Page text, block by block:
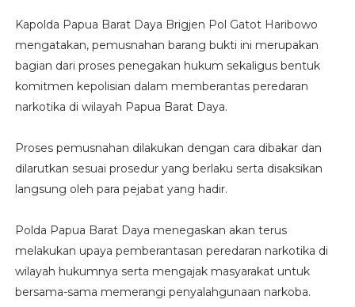
Kapolda Papua Barat Daya Brigjen Pol Gatot Haribowo
mengatakan, pemusnahan barang bukti ini merupakan
bagian dari proses penegakan hukum sekaligus bentuk
komitmen kepolisian dalam memberantas peredaran
narkotika di wilayah Papua Barat Daya.
Proses pemusnahan dilakukan dengan cara dibakar dan
dilarutkan sesuai prosedur yang berlaku serta disaksikan
langsung oleh para pejabat yang hadir.
Polda Papua Barat Daya menegaskan akan terus
melakukan upaya pemberantasan peredaran narkotika di
wilayah hukumnya serta mengajak masyarakat untuk
bersama-sama memerangi penyalahgunaan narkoba.